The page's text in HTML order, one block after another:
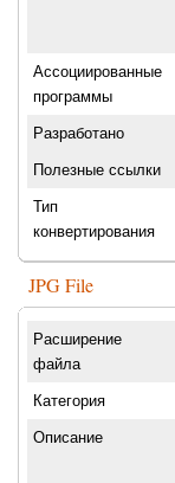
Ассоциированные
программы
Разработано
Полезные ссылки
Тип
конвертирования
JPG File
Расширение
файла
Категория
Описание